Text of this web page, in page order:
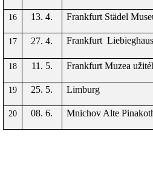
16 13. 4. Frankfurt Städel
17 27. 4. Frankfurt Liebieghaus
18 11. 5. Frankfurt Muzea
19 25. 5. Limburg
20 08. 6. Mnichov Alte